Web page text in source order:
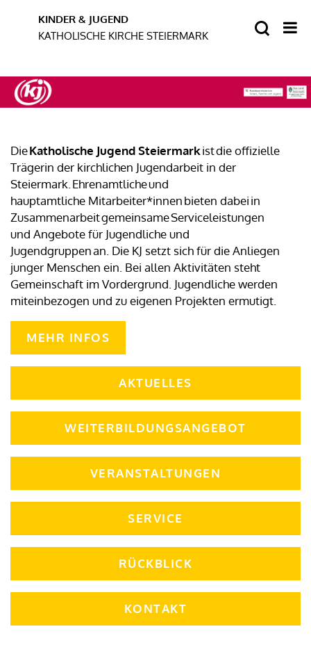
DieKatholische Jugend Steiermarkist die offizielle
Trägerin der kirchlichen Jugendarbeit in der
Steiermark. Ehrenamtliche und
hauptamtliche Mitarbeiter*innen bieten dabei in
Zusammenarbeit gemeinsame Serviceleistungen
und Angebote für Jugendliche und
Jugendgruppen an. Die KJ setzt sich für die Anliegen
junger Menschen ein. Bei allen Aktivitäten steht
Gemeinschaft im Vordergrund. Jugendliche werden
miteinbezogen und zu eigenen Projekten ermutigt.
MEHR INFOS
AKTUELLES
WEITERBILDUNGSANGEBOT
VERANSTALTUNGEN
SERVICE
RÜCKBLICK
KONTAKT